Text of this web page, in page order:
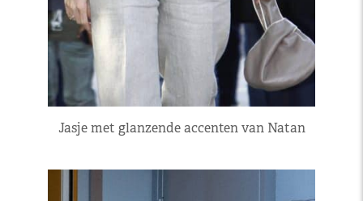
Jasje met glanzende accenten van Natan